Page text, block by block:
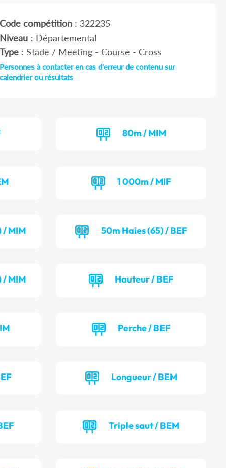
Code compétition: 322235
Niveau: Départemental
Type: Stade / Meeting - Course - Cross
Personnes à contacter en cas d'erreur de contenu sur
calendrier ou résultats
80m / MIM
1 000m / MIF
/ MIM 50m Haies (65) / BEF
/ MIM Hauteur / BEF
Perche / BEF
Longueur / BEM
Triple saut / BEM